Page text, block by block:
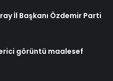
İl Başkanı Özdemir Parti
görüntü maalesef